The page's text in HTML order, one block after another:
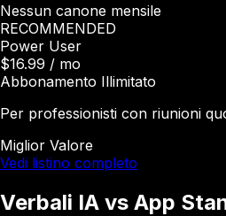
Nessun canone mensile
RECOMMENDED
Power User
$16.99 / mo
Abbonamento Illimitato
Per professionisti con riunioni
Miglior Valore
Vedi listino completo
Verbali IA vs App